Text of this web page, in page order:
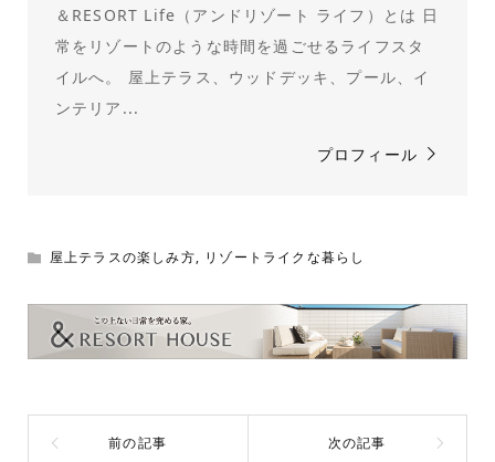
＆RESORT Life（アンドリゾート ライフ）とは 日
常をリゾートのような時間を過ごせるライフスタ
イルへ。 屋上テラス、ウッドデッキ、プール、イ
ンテリア...
プロフィール
屋上テラスの楽しみ方, リゾートライクな暮らし